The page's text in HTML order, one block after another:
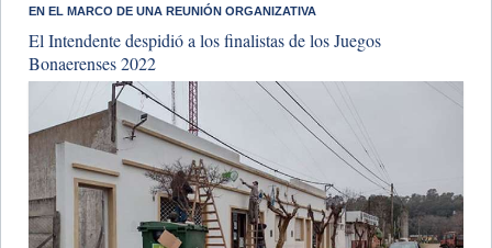
​EN EL MARCO DE UNA REUNIÓN ORGANIZATIVA
El Intendente despidió a los finalistas de los Juegos
Bonaerenses 2022